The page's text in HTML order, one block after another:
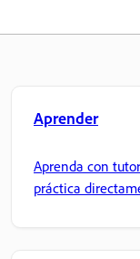
Aprender
Aprenda con
práctica